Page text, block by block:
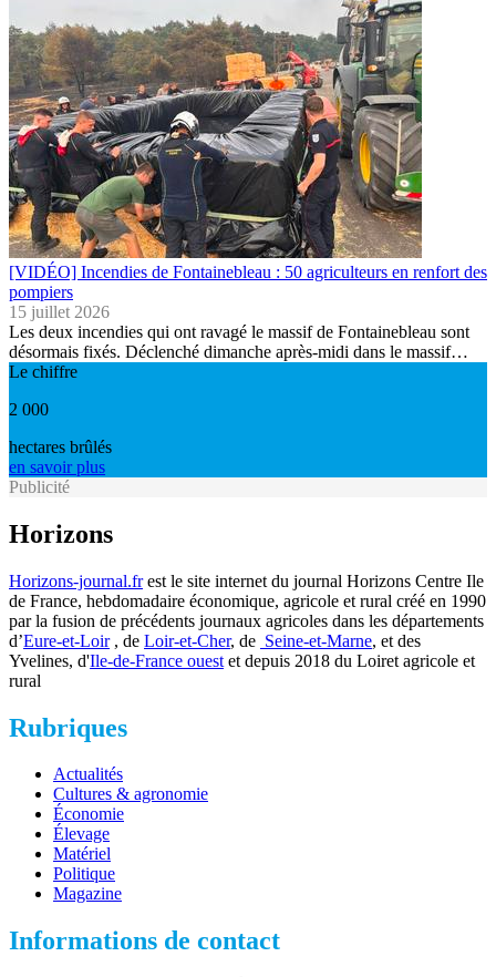
[VIDÉO] Incendies de Fontainebleau : 50 agriculteurs en renfort des
pompiers
15 juillet 2026
Les deux incendies qui ont ravagé le massif de Fontainebleau sont
désormais fixés. Déclenché dimanche après-midi dans le massif…
Le chiffre
2 000
hectares brûlés
en savoir plus
Publicité
Horizons
Horizons-journal.frest le site internet du journal Horizons Centre Ile
de France, hebdomadaire économique, agricole et rural créé en 1990
par la fusion de précédents journaux agricoles dans les départements
d’Eure-et-Loir, de Loir-et-Cher, de Seine-et-Marne, et des
Yvelines, d'Ile-de-France ouest et depuis 2018 du Loiret agricole et
rural
Rubriques
Actualités
Cultures & agronomie
Économie
Élevage
Matériel
Politique
Magazine
Informations de contact